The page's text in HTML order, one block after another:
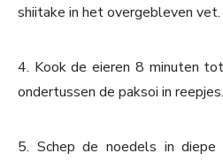
shiitake in het overgebleven vet.
4. Kook de eieren 8 minuten
ondertussen de paksoi in reepjes.
5. Schep de noedels in